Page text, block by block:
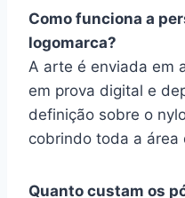
Como funciona a
logomarca?
A arte é enviada em
em prova digital e
definição sobre o
cobrindo toda a área
Quanto custam os